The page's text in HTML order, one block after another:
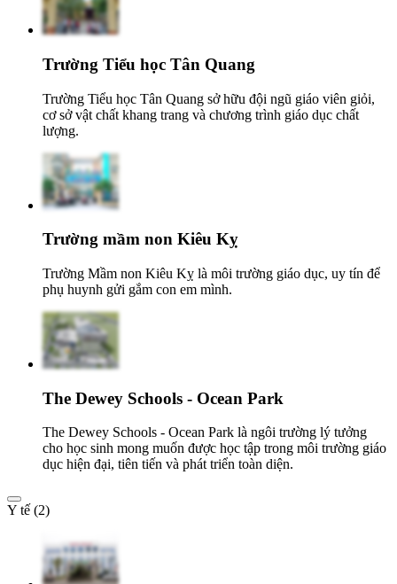
Trường Tiểu học Tân Quang
Trường Tiểu học Tân Quang sở hữu đội ngũ giáo viên giỏi,
cơ sở vật chất khang trang và chương trình giáo dục chất
lượng.
Trường mầm non Kiêu Kỵ
Trường Mầm non Kiêu Kỵ là môi trường giáo dục, uy tín để
phụ huynh gửi gắm con em mình.
The Dewey Schools - Ocean Park
The Dewey Schools - Ocean Park là ngôi trường lý tưởng
cho học sinh mong muốn được học tập trong môi trường giáo
dục hiện đại, tiên tiến và phát triển toàn diện.
Y tế (2)